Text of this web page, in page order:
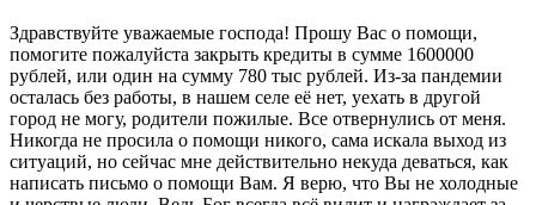
Здравствуйте уважаемые господа! Прошу Вас о помощи,
помогите пожалуйста закрыть кредиты в сумме 1600000
рублей, или один на сумму 780 тыс рублей. Из-за пандемии
осталась без работы, в нашем селе её нет, уехать в другой
город не могу, родители пожилые. Все отвернулись от меня.
Никогда не просила о помощи никого, сама искала выход из
ситуаций, но сейчас мне действительно некуда деваться, как
написать письмо о помощи Вам. Я верю, что Вы не холодные